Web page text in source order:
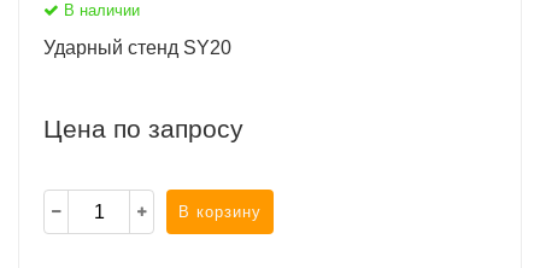
В наличии
Ударный стенд SY20
Цена по запросу
В корзину